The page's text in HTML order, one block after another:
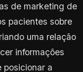
de marketing de
pacientes sobre
uma relação
informações
posicionar a